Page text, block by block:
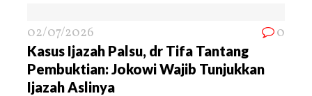
02/07/2026 0
Kasus Ijazah Palsu, dr Tifa Tantang
Pembuktian: Jokowi Wajib Tunjukkan
Ijazah Aslinya